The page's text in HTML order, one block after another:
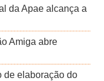
da Apae alcança a
Amiga abre
de elaboração do